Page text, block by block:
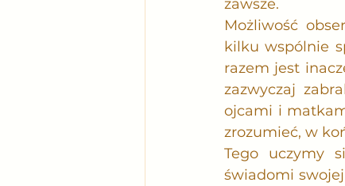
zawsze.
Możliwość
kilku wspólnie
razem jest
zazwyczaj
ojcami i
zrozumieć, w
Tego uczymy
świadomi